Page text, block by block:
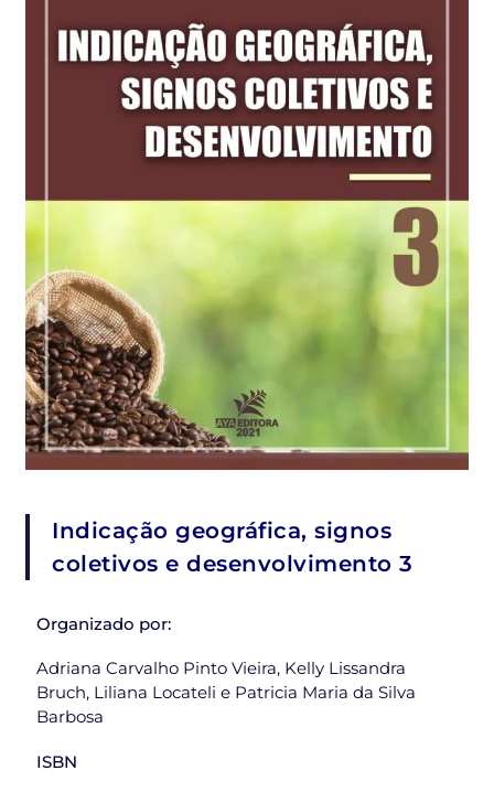
Indicação geográfica, signos
coletivos e desenvolvimento 3
Organizado por:
Adriana Carvalho Pinto Vieira, Kelly Lissandra
Bruch, Liliana Locateli e Patricia Maria da Silva
Barbosa
ISBN